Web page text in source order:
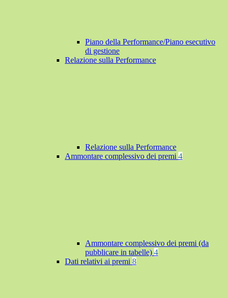
Piano della Performance/Piano esecutivo
di gestione
Relazione sulla Performance
Relazione sulla Performance
Ammontare complessivo dei premi 4
Ammontare complessivo dei premi (da
pubblicare in tabelle) 4
Dati relativi ai premi 8